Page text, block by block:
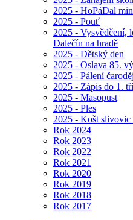
2025 - HoPáDal
2025 - Pouť
2025 - Vysvědčení,
Dalečín na hradě
2025 - Dětský den
2025 - Oslava 85.
2025 - Pálení
2025 - Zápis do 1.
2025 - Masopust
2025 - Ples
2025 - Košt slivovic
Rok 2024
Rok 2023
Rok 2022
Rok 2021
Rok 2020
Rok 2019
Rok 2018
Rok 2017